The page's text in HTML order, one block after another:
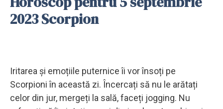
2023 Scorpion
Iritarea și emoțiile puternice îi vor însoți pe
Scorpioni în această zi. Încercați să nu le arătați
celor din jur, mergeți la sală, faceți jogging. Nu